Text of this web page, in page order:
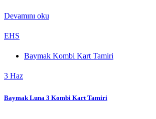
Devamını oku
EHS
Baymak Kombi Kart Tamiri
3 Haz
Baymak Luna 3 Kombi Kart Tamiri